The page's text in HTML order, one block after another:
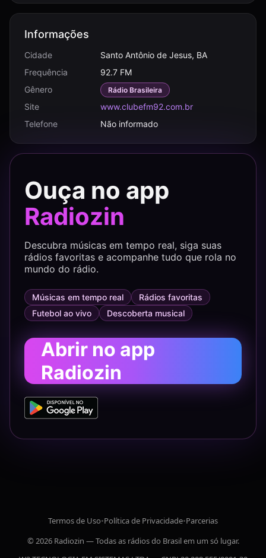
Informações
Cidade
Santo Antônio de Jesus, BA
Frequência
92.7 FM
Gênero
Rádio Brasileira
Site
www.clubefm92.com.br
Telefone
Não informado
Ouça no app
Radiozin
Descubra músicas em tempo real, siga suas
rádios favoritas e acompanhe tudo que rola no
mundo do rádio.
Músicas em tempo real
Rádios favoritas
Futebol ao vivo
Descoberta musical
Abrir no app
Radiozin
Termos de Uso•Política de Privacidade•Parcerias
© 2026 Radiozin — Todas as rádios do Brasil em um só lugar.